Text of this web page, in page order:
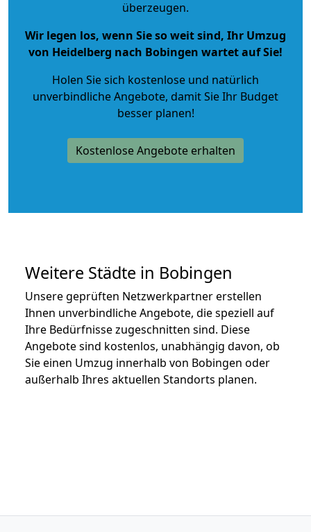
überzeugen.
Wir legen los, wenn Sie so weit sind, Ihr Umzug
von Heidelberg nach Bobingen wartet auf Sie!
Holen Sie sich kostenlose und natürlich
unverbindliche Angebote, damit Sie Ihr Budget
besser planen!
Kostenlose Angebote erhalten
Weitere Städte in Bobingen
Unsere geprüften Netzwerkpartner erstellen
Ihnen unverbindliche Angebote, die speziell auf
Ihre Bedürfnisse zugeschnitten sind. Diese
Angebote sind kostenlos, unabhängig davon, ob
Sie einen Umzug innerhalb von Bobingen oder
außerhalb Ihres aktuellen Standorts planen.